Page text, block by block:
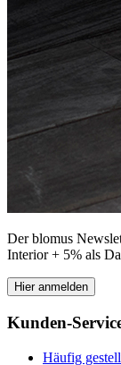
Der blomus
Interior + 5% als
Hier anmelden
Kunden-
Häufig